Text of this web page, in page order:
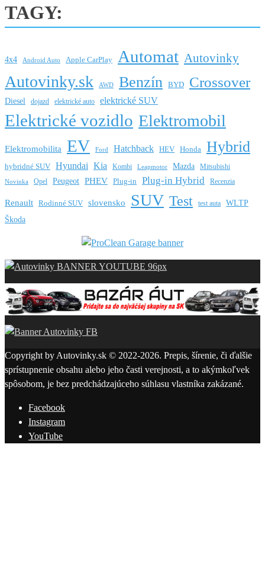
TAGY:
4x4 Android Auto Apple CarPlay Automat Autovinky
Autovinky.sk AWD Benzín BYD Crossover
Diesel dojazd elektrické auto elektrické SUV
Elektrické vozidlo Elektromobil
Elektromobilita EV Ford Hatchback HEV Honda Hybrid
hybridné SUV Hyundai Kia Kombi Leapmotor Mazda Mitsubishi
Novinka Opel Peugeot PHEV Plug-in Plug-in Hybrid Recenzia
Renault Rodinné SUV slovensko SUV Test test auta
WLTP
Škoda
Copyright by Autovinky.sk © 2022-2026. Prepis, šírenie, či ďalšie
sprístupnenie obsahu alebo jeho časti verejnosti, a to akýmkoľvek
spôsobom, je bez predchádzajúceho súhlasu vlastníka zakázané.
Facebook
Instagram
YouTube